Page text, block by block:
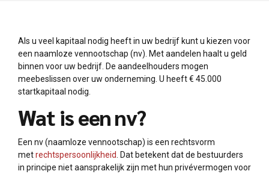
Als u veel kapitaal nodig heeft in uw bedrijf kunt u kiezen voor
een naamloze vennootschap (nv). Met aandelen haalt u geld
binnen voor uw bedrijf. De aandeelhouders mogen
meebeslissen over uw onderneming. U heeft € 45.000
startkapitaal nodig.
Wat is een nv?
Een nv (naamloze vennootschap) is een rechtsvorm
metrechtspersoonlijkheid
. Dat betekent dat de bestuurders
in principe niet aansprakelijk zijn met hun privévermogen voor